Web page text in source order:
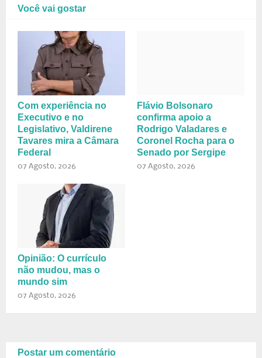
Você vai gostar
Com experiência no
Executivo e no
Legislativo, Valdirene
Tavares mira a Câmara
Federal
07 Agosto, 2026
Flávio Bolsonaro
confirma apoio a
Rodrigo Valadares e
Coronel Rocha para o
Senado por Sergipe
07 Agosto, 2026
Opinião: O currículo
não mudou, mas o
mundo sim
07 Agosto, 2026
Postar um comentário